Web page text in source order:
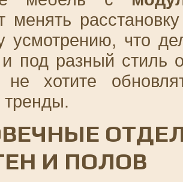
менять
усмотрению, что
и под разный стиль
хотите
И ПОЛОВ